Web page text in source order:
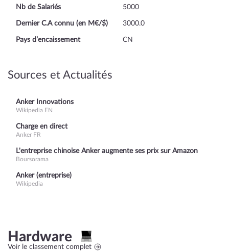
Nb de Salariés
5000
Dernier C.A connu (en M€/$) 3000.0
Pays d’encaissement CN
Sources et Actualités
Anker Innovations
Wikipedia EN
Charge en direct
Anker FR
L'entreprise chinoise Anker augmente ses prix sur Amazon
Boursorama
Anker (entreprise)
Wikipedia
Hardware
Voir le classement complet